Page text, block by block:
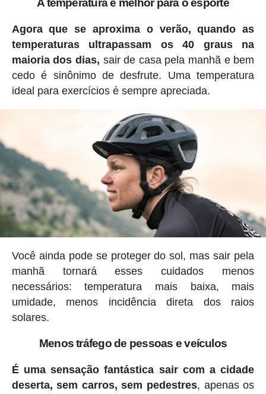
A temperatura é melhor para o esporte
Agora que se aproxima o verão, quando as
temperaturas ultrapassam os 40 graus na
maioria dos dias, sair de casa pela manhã e bem
cedo é sinônimo de desfrute. Uma temperatura
ideal para exercícios é sempre apreciada.
Você ainda pode se proteger do sol, mas sair pela
manhã tornará esses cuidados menos
necessários: temperatura mais baixa, mais
umidade, menos incidência direta dos raios
solares.
Menos tráfego de pessoas e veículos
É uma sensação fantástica sair com a cidade
deserta, sem carros, sem pedestres, apenas os